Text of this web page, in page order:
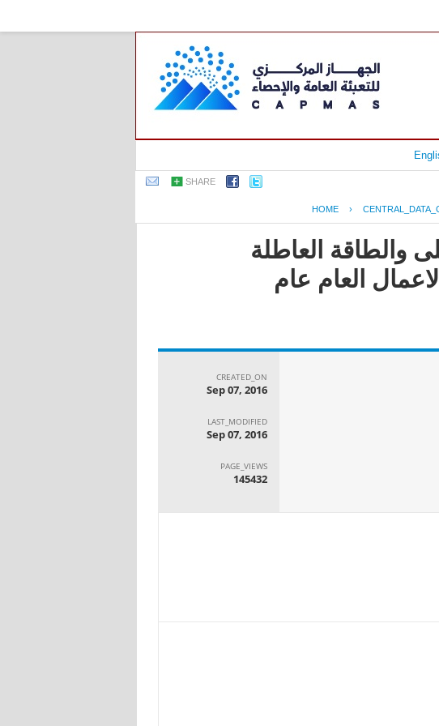
SHARE
HOME ›
والطاقة العاطلة
العام عام
CREATED_ON
Sep 07, 2016
LAST_MODIFIED
Sep 07, 2016
PAGE_VIEWS
145432